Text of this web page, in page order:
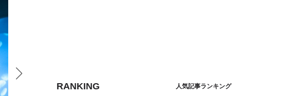
RANKING 人気記事ランキング